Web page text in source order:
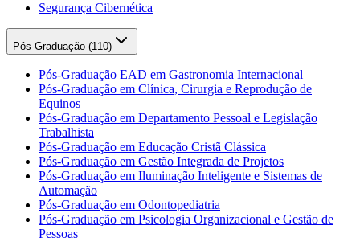
Segurança Cibernética
Pós-Graduação (110)
Pós-Graduação EAD em Gastronomia Internacional
Pós-Graduação em Clínica, Cirurgia e Reprodução de
Equinos
Pós-Graduação em Departamento Pessoal e Legislação
Trabalhista
Pós-Graduação em Educação Cristã Clássica
Pós-Graduação em Gestão Integrada de Projetos
Pós-Graduação em Iluminação Inteligente e Sistemas de
Automação
Pós-Graduação em Odontopediatria
Pós-Graduação em Psicologia Organizacional e Gestão de
Pessoas